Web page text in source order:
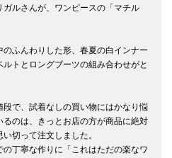
ルさんが、ワンピースの「マチル
ふんわりした形、春夏の白インナー
トとロングブーツの組み合わせがと
で、試着なしの買い物にはかなり悩
のは、きっとお店の方が商品に絶対
切って注文しました。
丁寧な作りに「これはただの楽なワ